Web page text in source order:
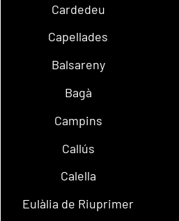
Cardedeu
Capellades
Balsareny
Bagà
Campins
Callús
Calella
Eulàlia de Riuprimer